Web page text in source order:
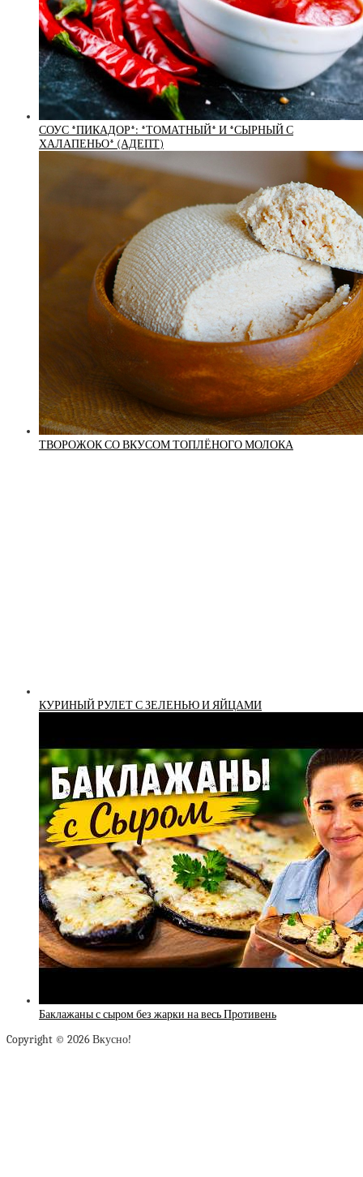
СОУС *ПИКАДОР*: *ТОМАТНЫЙ* И *СЫРНЫЙ С
ХАЛАПЕНЬО* (АДЕПТ)
ТВОРОЖОК СО ВКУСОМ ТОПЛЁНОГО МОЛОКА
КУРИНЫЙ РУЛЕТ С ЗЕЛЕНЬЮ И ЯЙЦАМИ
Баклажаны с сыром без жарки на весь Противень
Copyright © 2026 Вкусно!